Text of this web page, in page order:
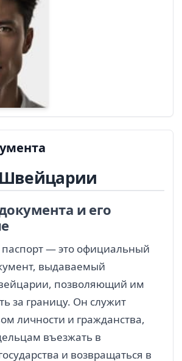
и его
— это официальный
выдаваемый
позволяющий им
за границу. Он служит
личности и гражданства,
въезжать в
и возвращаться в